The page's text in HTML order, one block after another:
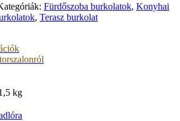
Fürdőszoba burkolatok, Konyhai
, Terasz burkolat
kg